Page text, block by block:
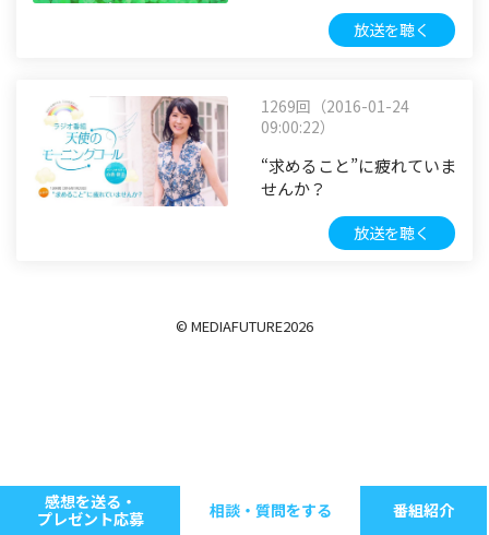
放送を聴く
1269回（2016-01-24
09:00:22）
“求めること”に疲れていま
せんか？
放送を聴く
© MEDIAFUTURE2026
感想を送る・
プレゼント応募
相談・質問をする 番組紹介